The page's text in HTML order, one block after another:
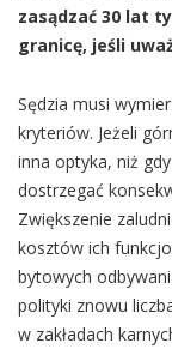
zasądzać 30 lat
granicę, jeśli
Sędzia musi
kryteriów. Jeżeli
inna optyka, niż
dostrzegać
Zwiększenie
kosztów ich
bytowych
polityki znowu
w zakładach